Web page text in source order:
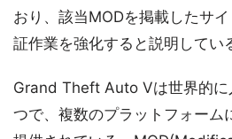
おり、該当MODを掲載したサ
証作業を強化すると説明してい
Grand Theft Auto Vは世界的に
つで、複数のプラットフォーム